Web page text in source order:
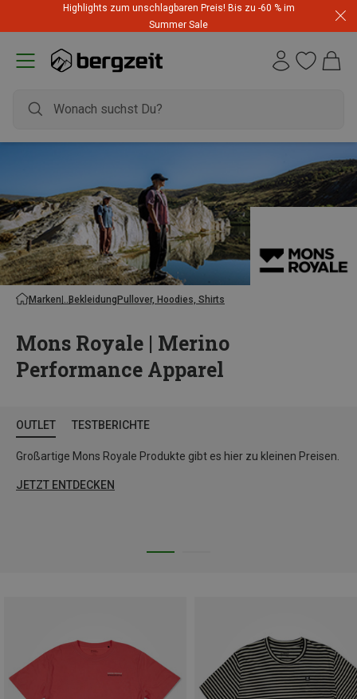
Highlights zum unschlagbaren Preis! Bis zu -60 % im
Summer Sale
Marken BekleidungPullover, Hoodies, Shirts
Mons Royale | Merino
Performance Apparel
OUTLET TESTBERICHTE
Großartige Mons Royale Produkte gibt es hier zu kleinen Preisen.
JETZT ENTDECKEN